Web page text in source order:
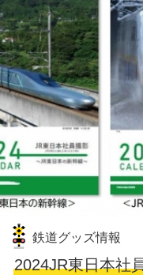
鉄道グッズ情報
2024JR東日本社